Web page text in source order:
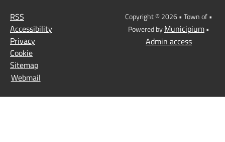
RSS
Accessibility
Privacy
Cookie
Sitemap
Webmail
Copyright © 2026 • Town of •
Powered byMunicipium•
Admin access